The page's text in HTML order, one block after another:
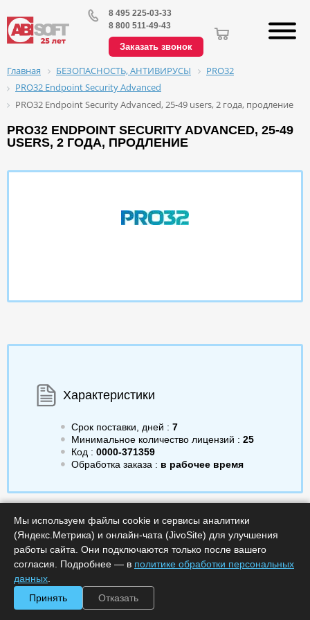
8 495 225-03-33
8 800 511-49-43
Заказать звонок
Главная БЕЗОПАСНОСТЬ, АНТИВИРУСЫ
PRO32
PRO32 Endpoint Security Advanced
PRO32 Endpoint Security Advanced, 25-49 users, 2 года, продление
PRO32 ENDPOINT SECURITY ADVANCED, 25-49
USERS, 2 ГОДА, ПРОДЛЕНИЕ
Характеристики
Срок поставки, дней : 7
Минимальное количество лицензий : 25
Код : 0000-371359
Обработка заказа : в рабочее время
2 783.00a/шт. Получить КП
Минимальное количество
лицензий: 25
Описание
Мы используем файлы cookie и сервисы аналитики
(Яндекс.Метрика) и онлайн-чата (JivoSite) для улучшения
работы сайта. Они подключаются только после вашего
согласия. Подробнее — в политике обработки персональных
данных
Принять
Отказать